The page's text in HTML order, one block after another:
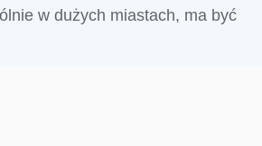
w dużych miastach, ma być